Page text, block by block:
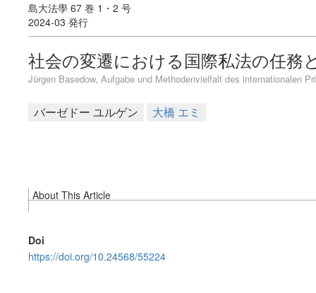
島大法學 67 巻 1・2 号
2024-03 発行
社会の変遷における国際私法の任務
Jürgen Basedow, Aufgabe und Methodenvielfalt des internationalen
バーゼドー ユルゲン 大橋 エミ
About This Article
Doi
https://doi.org/10.24568/55224